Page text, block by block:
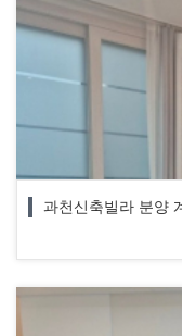
과천신축빌라 분양